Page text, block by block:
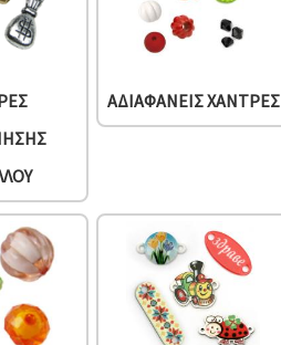
ΑΔΙΑΦΑΝΕΊΣ ΧΆΝΤΡΕΣ